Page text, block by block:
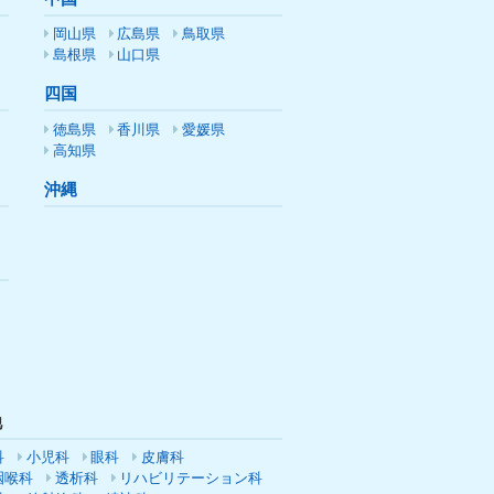
岡山県 広島県
鳥取県
島根県
山口県
四国
徳島県 香川県
愛媛県
高知県
沖縄
小児科 眼科
皮膚科
喉科
透析科
リハビリテーション科